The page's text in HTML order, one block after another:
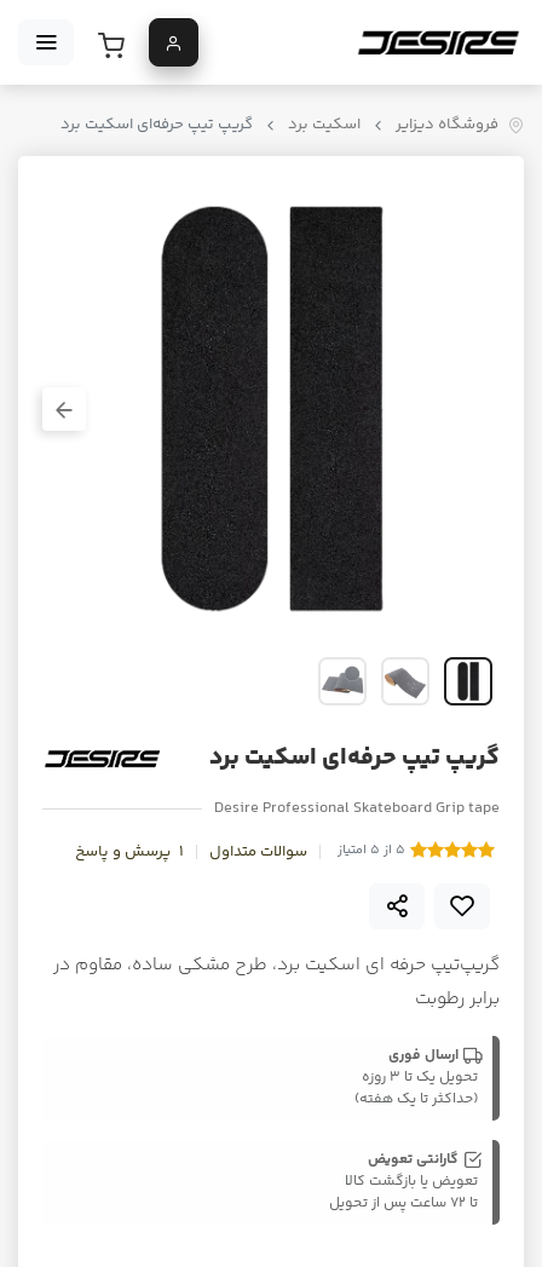
فروشگاه دیزایر اسکیت برد گریپ تیپ حرفه‌ای اسکیت برد
گریپ تیپ حرفه‌ای اسکیت برد
Desire Professional Skateboard Grip tape
5 از 5 امتیاز سوالات متداول 1 پرسش و پاسخ
گریپ‌تیپ حرفه ای اسکیت برد، طرح مشکی ساده، مقاوم در
برابر رطوبت
ارسال فوری
تحویل یک تا ۳ روزه
(حداکثر تا یک هفته)
گارانتی تعویض
تعویض یا بازگشت کالا
تا ۷۲ ساعت پس از تحویل